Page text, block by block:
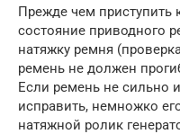
Прежде чем приступить
состояние приводного
натяжку ремня
ремень не должен
Если ремень не сильно
исправить, немножко
натяжной ролик